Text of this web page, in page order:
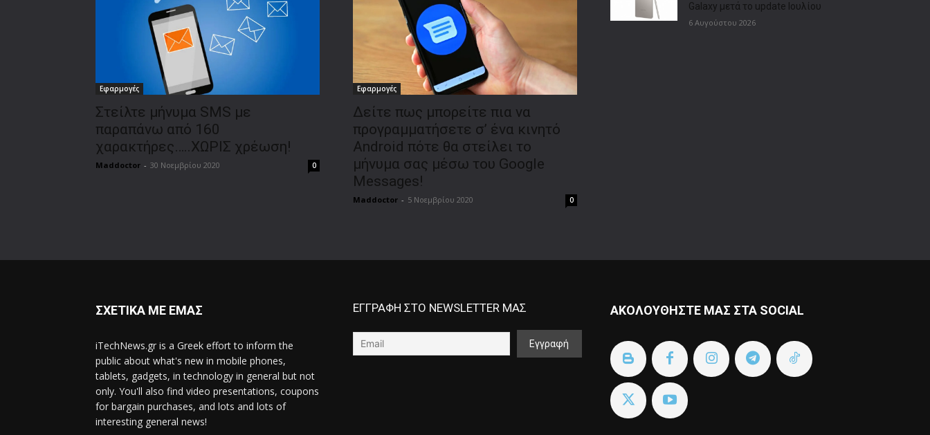
Εφαρμογές
Στείλτε μήνυμα SMS με
παραπάνω από 160
χαρακτήρες…..ΧΩΡΙΣ χρέωση!
Maddoctor - 30 Νοεμβρίου 2020 0
Εφαρμογές
Δείτε πως μπορείτε πια να
προγραμματήσετε σ’ ένα κινητό
Android πότε θα στείλει το
μήνυμα σας μέσω του Google
Messages!
Maddoctor - 5 Νοεμβρίου 2020 0
Galaxy μετά το update Ιουλίου
6 Αυγούστου 2026
ΣΧΕΤΙΚΑ ΜΕ ΕΜΑΣ
iTechNews.gr is a Greek effort to inform the
public about what's new in mobile phones,
tablets, gadgets, in technology in general but not
only. You'll also find video presentations, coupons
for bargain purchases, and lots and lots of
interesting general news!
ΕΓΓΡΑΦΗ ΣΤΟ NEWSLETTER ΜΑΣ ΑΚΟΛΟΥΘΗΣΤΕ ΜΑΣ ΣΤΑ SOCIAL